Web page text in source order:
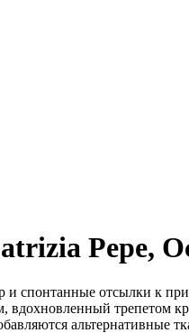
Pepe,
и спонтанные отсылки к
трепетом
альтернативные